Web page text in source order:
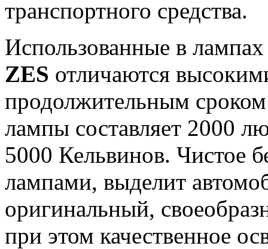
транспортного средства.
Использованные в
ZES отличаются
продолжительным
лампы составляет 2000
5000 Кельвинов. Чистое
лампами, выделит
оригинальный,
при этом качественное